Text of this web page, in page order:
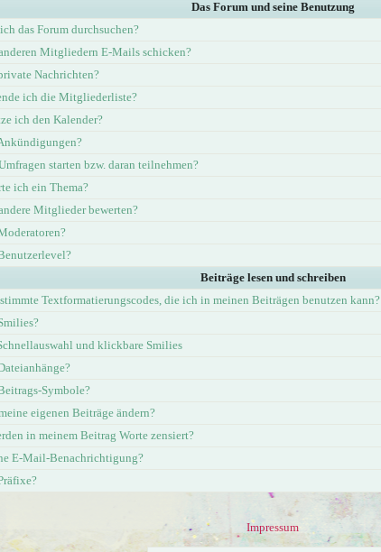
Das Forum und seine Benutzung
das Forum durchsuchen?
Mitgliedern E-Mails schicken?
Nachrichten?
ich die Mitgliederliste?
ich den Kalender?
starten bzw. daran teilnehmen?
ich ein Thema?
Mitglieder bewerten?
Beiträge lesen und schreiben
Textformatierungscodes, die ich in meinen Beiträgen benutzen kann?
und klickbare Smilies
Symbole?
eigenen Beiträge ändern?
in meinem Beitrag Worte zensiert?
E-Mail-Benachrichtigung?
Impressum